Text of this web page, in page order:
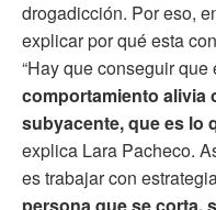
drogadicción. Por eso,
explicar por qué esta
“Hay que conseguir
comportamiento alivia
subyacente, que es lo
explica Lara Pacheco.
es trabajar con
persona que se corta,